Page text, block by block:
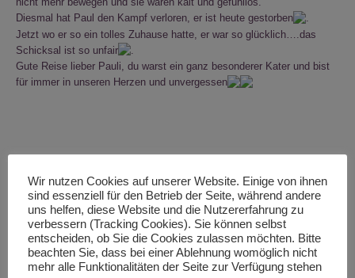
Diesmal hat Paul den Kampf verloren, er ist heute gestorben
.
Jetzt wo er so ein tolles Zuhause hatte, er war so glücklich….das
Schicksal ist so unfair
Gute Reise lieber Pauli, du warst ein ganz besonderer Kater und bist
für immer in unseren Herzen und unvergessen
Wir nutzen Cookies auf unserer Website. Einige von ihnen
sind essenziell für den Betrieb der Seite, während andere
uns helfen, diese Website und die Nutzererfahrung zu
verbessern (Tracking Cookies). Sie können selbst
entscheiden, ob Sie die Cookies zulassen möchten. Bitte
beachten Sie, dass bei einer Ablehnung womöglich nicht
mehr alle Funktionalitäten der Seite zur Verfügung stehen